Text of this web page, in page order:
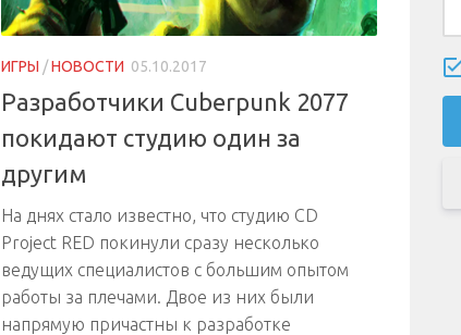
ИГРЫ /НОВОСТИ 05.10.2017
Разработчики Cuberpunk 2077
покидают студию один за
другим
На днях стало известно, что студию CD
Project RED покинули сразу несколько
ведущих специалистов с большим опытом
работы за плечами. Двое из них были
напрямую причастны к разработке